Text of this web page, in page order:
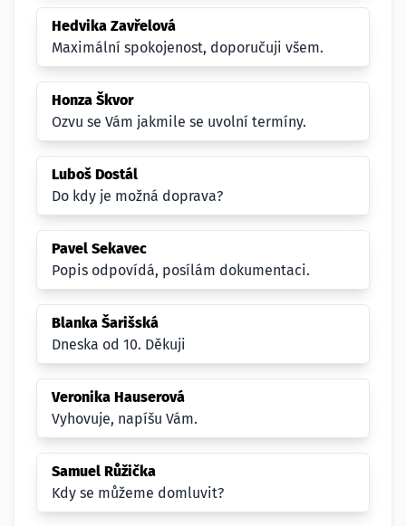
Hedvika Zavřelová
Maximální spokojenost, doporučuji všem.
Honza Škvor
Ozvu se Vám jakmile se uvolní termíny.
Luboš Dostál
Do kdy je možná doprava?
Pavel Sekavec
Popis odpovídá, posílám dokumentaci.
Blanka Šarišská
Dneska od 10. Děkuji
Veronika Hauserová
Vyhovuje, napíšu Vám.
Samuel Růžička
Kdy se můžeme domluvit?